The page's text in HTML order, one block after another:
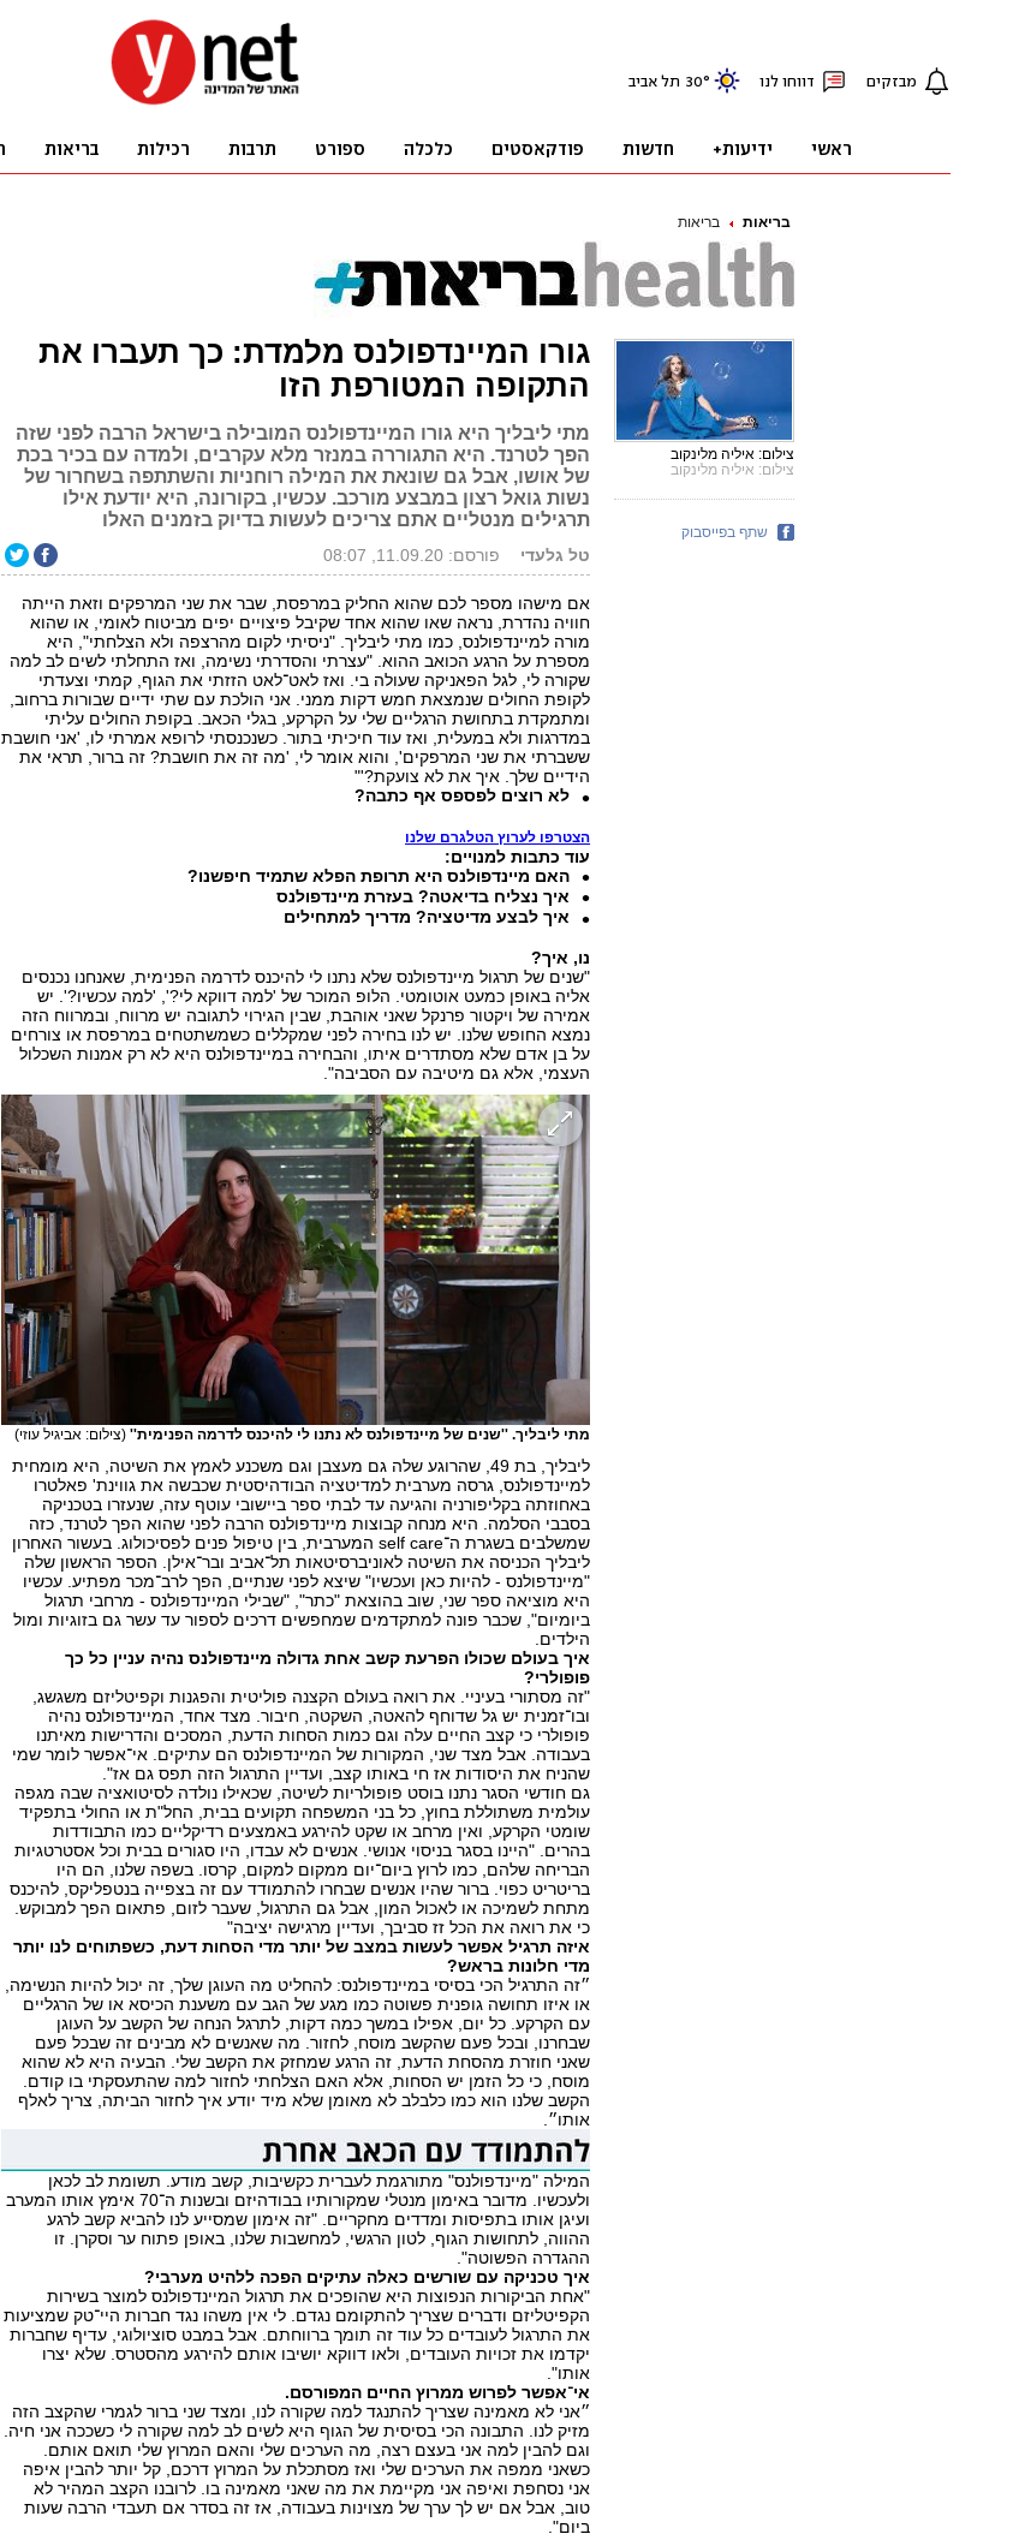
בריאות בריאות
גורו המיינדפולנס מלמדת: כך תעברו את
התקופה המטורפת הזו
מתי ליבליך היא גורו המיינדפולנס המובילה בישראל הרבה לפני שזה
הפך לטרנד. היא התגוררה במנזר מלא עקרבים, ולמדה עם בכיר בכת
של אושו, אבל גם שונאת את המילה רוחניות והשתתפה בשחרור של
נשות גואל רצון במבצע מורכב. עכשיו, בקורונה, היא יודעת אילו
תרגילים מנטליים אתם צריכים לעשות בדיוק בזמנים האלו
טל גלעדי פורסם: 11.09.20, 08:07
אם מישהו מספר לכם שהוא החליק במרפסת, שבר את שני המרפקים וזאת הייתה
חוויה נהדרת, נראה שאו שהוא אחד שקיבל פיצויים יפים מביטוח לאומי, או שהוא
מורה למיינדפולנס, כמו מתי ליבליך. "ניסיתי לקום מהרצפה ולא הצלחתי", היא
מספרת על הרגע הכואב ההוא. "עצרתי והסדרתי נשימה, ואז התחלתי לשים לב למה
שקורה לי, לגל הפאניקה שעולה בי. ואז לאט־לאט הזזתי את הגוף, קמתי וצעדתי
לקופת החולים שנמצאת חמש דקות ממני. אני הולכת עם שתי ידיים שבורות ברחוב,
ומתמקדת בתחושת הרגליים שלי על הקרקע, בגלי הכאב. בקופת החולים עליתי
במדרגות ולא במעלית, ואז עוד חיכיתי בתור. כשנכנסתי לרופא אמרתי לו, 'אני חושבת
ששברתי את שני המרפקים', והוא אומר לי, 'מה זה את חושבת? זה ברור, תראי את
הידיים שלך. איך את לא צועקת?'"
לא רוצים לפספס אף כתבה?
הצטרפו לערוץ הטלגרם שלנו
עוד כתבות למנויים:
האם מיינדפולנס היא תרופת הפלא שתמיד חיפשנו?
איך נצליח בדיאטה? בעזרת מיינדפולנס
איך לבצע מדיטציה? מדריך למתחילים
נו, איך?
"שנים של תרגול מיינדפולנס שלא נתנו לי להיכנס לדרמה הפנימית, שאנחנו נכנסים
אליה באופן כמעט אוטומטי. הלופ המוכר של 'למה דווקא לי?', 'למה עכשיו?'. יש
אמירה של ויקטור פרנקל שאני אוהבת, שבין הגירוי לתגובה יש מרווח, ובמרווח הזה
נמצא החופש שלנו. יש לנו בחירה לפני שמקללים כשמשתטחים במרפסת או צורחים
על בן אדם שלא מסתדרים איתו, והבחירה במיינדפולנס היא לא רק אמנות השכלול
העצמי, אלא גם מיטיבה עם הסביבה".
מתי ליבליך. ''שנים של מיינדפולנס לא נתנו לי להיכנס לדרמה הפנימית'' (צילום: אביגיל עוזי)
ליבליך, בת 49, שהרוגע שלה גם מעצבן וגם משכנע לאמץ את השיטה, היא מומחית
למיינדפולנס, גרסה מערבית למדיטציה הבודהיסטית שכבשה את גווינת' פאלטרו
באחוזתה בקליפורניה והגיעה עד לבתי ספר ביישובי עוטף עזה, שנעזרו בטכניקה
בסבבי הסלמה. היא מנחה קבוצות מיינדפולנס הרבה לפני שהוא הפך לטרנד, כזה
שמשלבים בשגרת ה־self care המערבית, בין טיפול פנים לפסיכולוג. בעשור האחרון
ליבליך הכניסה את השיטה לאוניברסיטאות תל־אביב ובר־אילן. הספר הראשון שלה
"מיינדפולנס - להיות כאן ועכשיו" שיצא לפני שנתיים, הפך לרב־מכר מפתיע. עכשיו
היא מוציאה ספר שני, שוב בהוצאת "כתר", "שבילי המיינדפולנס - מרחבי תרגול
ביומיום", שכבר פונה למתקדמים שמחפשים דרכים לספור עד עשר גם בזוגיות ומול
הילדים.
איך בעולם שכולו הפרעת קשב אחת גדולה מיינדפולנס נהיה עניין כל כך
פופולרי?
"זה מסתורי בעיניי. את רואה בעולם הקצנה פוליטית והפגנות וקפיטליזם משגשג,
ובו־זמנית יש גל שדוחף להאטה, השקטה, חיבור. מצד אחד, המיינדפולנס נהיה
פופולרי כי קצב החיים עלה וגם כמות הסחות הדעת, המסכים והדרישות מאיתנו
בעבודה. אבל מצד שני, המקורות של המיינדפולנס הם עתיקים. אי־אפשר לומר שמי
שהניח את היסודות אז חי באותו קצב, ועדיין התרגול הזה תפס גם אז".
גם חודשי הסגר נתנו בוסט פופולריות לשיטה, שכאילו נולדה לסיטואציה שבה מגפה
עולמית משתוללת בחוץ, כל בני המשפחה תקועים בבית, החל"ת או החולי בתפקיד
שומטי הקרקע, ואין מרחב או שקט להירגע באמצעים רדיקליים כמו התבודדות
בהרים. "היינו בסגר בניסוי אנושי. אנשים לא עבדו, היו סגורים בבית וכל אסטרטגיות
הבריחה שלהם, כמו לרוץ ביום־יום ממקום למקום, קרסו. בשפה שלנו, הם היו
בריטריט כפוי. ברור שהיו אנשים שבחרו להתמודד עם זה בצפייה בנטפליקס, להיכנס
מתחת לשמיכה או לאכול המון, אבל גם התרגול, שעבר לזום, פתאום הפך למבוקש.
כי את רואה את הכל זז סביבך, ועדיין מרגישה יציבה"
איזה תרגיל אפשר לעשות במצב של יותר מדי הסחות דעת, כשפתוחים לנו יותר
מדי חלונות בראש?
״זה התרגיל הכי בסיסי במיינדפולנס: להחליט מה העוגן שלך, זה יכול להיות הנשימה,
או איזו תחושה גופנית פשוטה כמו מגע של הגב עם משענת הכיסא או של הרגליים
עם הקרקע. כל יום, אפילו במשך כמה דקות, לתרגל הנחה של הקשב על העוגן
שבחרנו, ובכל פעם שהקשב מוסח, לחזור. מה שאנשים לא מבינים זה שבכל פעם
שאני חוזרת מהסחת הדעת, זה הרגע שמחזק את הקשב שלי. הבעיה היא לא שהוא
מוסח, כי כל הזמן יש הסחות, אלא האם הצלחתי לחזור למה שהתעסקתי בו קודם.
הקשב שלנו הוא כמו כלבלב לא מאומן שלא מיד יודע איך לחזור הביתה, צריך לאלף
אותו״.
המילה "מיינדפולנס" מתורגמת לעברית כקשיבות, קשב מודע. תשומת לב לכאן
ולעכשיו. מדובר באימון מנטלי שמקורותיו בבודהיזם ובשנות ה־70 אימץ אותו המערב
ועיגן אותו בתפיסות ומדדים מחקריים. "זה אימון שמסייע לנו להביא קשב לרגע
ההווה, לתחושות הגוף, לטון הרגשי, למחשבות שלנו, באופן פתוח ער וסקרן. זו
ההגדרה הפשוטה".
איך טכניקה עם שורשים כאלה עתיקים הפכה ללהיט מערבי?
"אחת הביקורות הנפוצות היא שהופכים את תרגול המיינדפולנס למוצר בשירות
הקפיטליזם ודברים שצריך להתקומם נגדם. לי אין משהו נגד חברות היי־טק שמציעות
את התרגול לעובדים כל עוד זה תומך ברווחתם. אבל במבט סוציולוגי, עדיף שחברות
יקדמו את זכויות העובדים, ולאו דווקא יושיבו אותם להירגע מהסטרס. שלא יצרו
אותו".
אי־אפשר לפרוש ממרוץ החיים המפורסם.
״אני לא מאמינה שצריך להתנגד למה שקורה לנו, ומצד שני ברור לגמרי שהקצב הזה
מזיק לנו. התבונה הכי בסיסית של הגוף היא לשים לב למה שקורה לי כשככה אני חיה.
וגם להבין למה אני בעצם רצה, מה הערכים שלי והאם המרוץ שלי תואם אותם.
כשאני ממפה את הערכים שלי ואז מסתכלת על המרוץ דרכם, קל יותר להבין איפה
אני נסחפת ואיפה אני מקיימת את מה שאני מאמינה בו. לרובנו הקצב המהיר לא
טוב, אבל אם יש לך ערך של מצוינות בעבודה, אז זה בסדר אם תעבדי הרבה שעות
ביום".
צילום: איליה מלינקוב
צילום: איליה מלינקוב
שתף בפייסבוק